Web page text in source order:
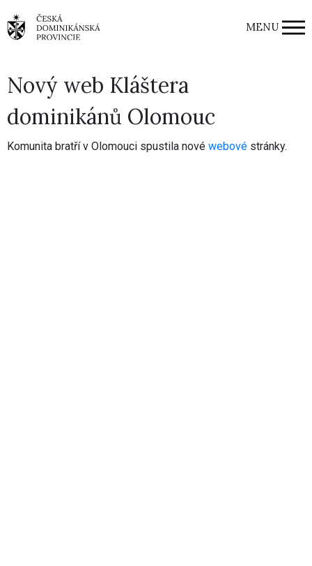
MENU
Nový web Kláštera
dominikánů Olomouc
Komunita bratří v Olomouci spustila nové webové stránky.